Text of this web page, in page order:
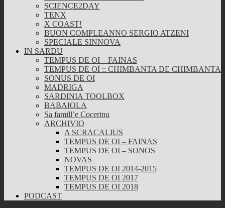
SCIENCE2DAY
TENX
X COAST!
BUON COMPLEANNO SERGIO ATZENI
SPECIALE SINNOVA
IN SARDU
TEMPUS DE OI – FAINAS
TEMPUS DE OI :: CHIMBANTA DE CHIMBANTA
SONUS DE OI
MADRIGA
SARDINIA TOOLBOX
BABAIOLA
Sa famill’e Cocerinu
ARCHIVIO
A SCRACALIUS
TEMPUS DE OI – FAINAS
TEMPUS DE OI – SONOS
NOVAS
TEMPUS DE OI 2014-2015
TEMPUS DE OI 2017
TEMPUS DE OI 2018
PODCAST